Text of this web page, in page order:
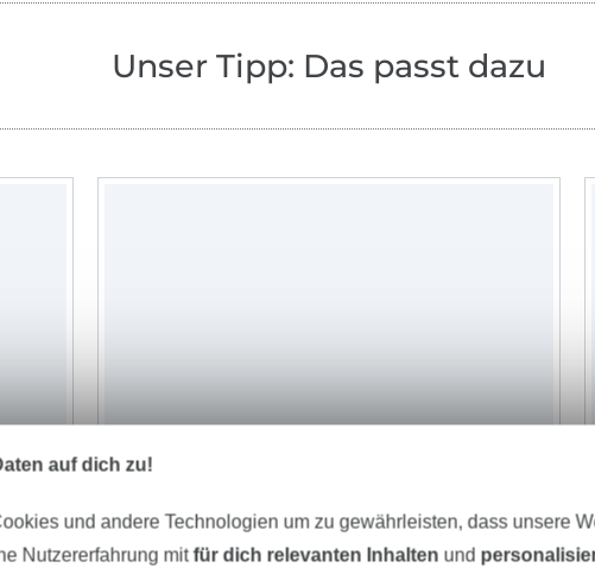
Unser Tipp: Das passt dazu
auf dich zu!
und andere Technologien um zu gewährleisten, dass unsere
Nutzererfahrung mitfür dich relevanten Inhalten und